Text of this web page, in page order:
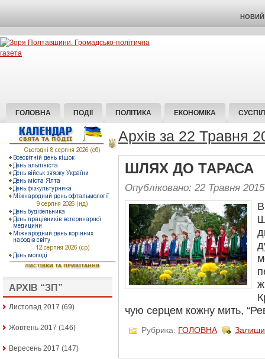
НОВИЙ
ГОЛОВНА ПОДІЇ ПОЛІТИКА ЕКОНОМІКА
АРХІВ “ЗП”
Листопад 2017 (69)
Жовтень 2017 (146)
Вересень 2017 (147)
Архів за 22 Травня
ШЛЯХ ДО ТАРАСА
Опубліковано: 22 Травня 2015
чую серцем кожну мить,
Рубрика: ГОЛОВНА